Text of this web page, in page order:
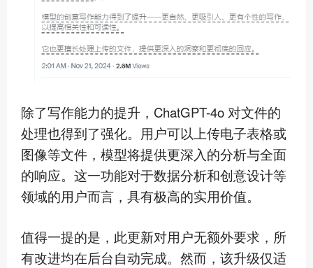
除了写作能力的提升，ChatGPT-4o 对文件的
处理也得到了强化。用户可以上传电子表格或
图像等文件，模型将提供更深入的分析与全面
的响应。这一功能对于数据分析和创意设计等
领域的用户而言，具有极高的实用价值。
值得一提的是，此更新对用户无额外要求，所
有改进均在后台自动完成。然而，该升级仅适